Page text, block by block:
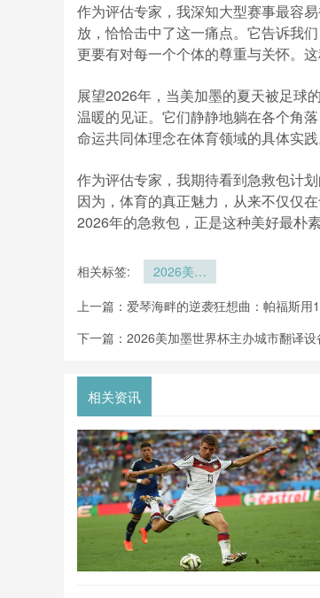
作为评估专家，我深知大型赛事最容
放，恰恰击中了这一痛点。它告诉我
更要有对每一个个体的尊重与关怀。
展望2026年，当美加墨的夏天被足球
温暖的见证。它们静静地躺在各个角
命运共同体理念在体育领域的具体实践
作为评估专家，我期待看到急救包计
因为，体育的真正魅力，从来不仅仅
2026年的急救包，正是这种美好最朴素
相关标签:
2026美加
办城市急救
上一篇： 爱琴海畔的逆袭狂想曲：帕福斯用
下一篇： 2026美加墨世界杯主办城市翻译设
相关资讯